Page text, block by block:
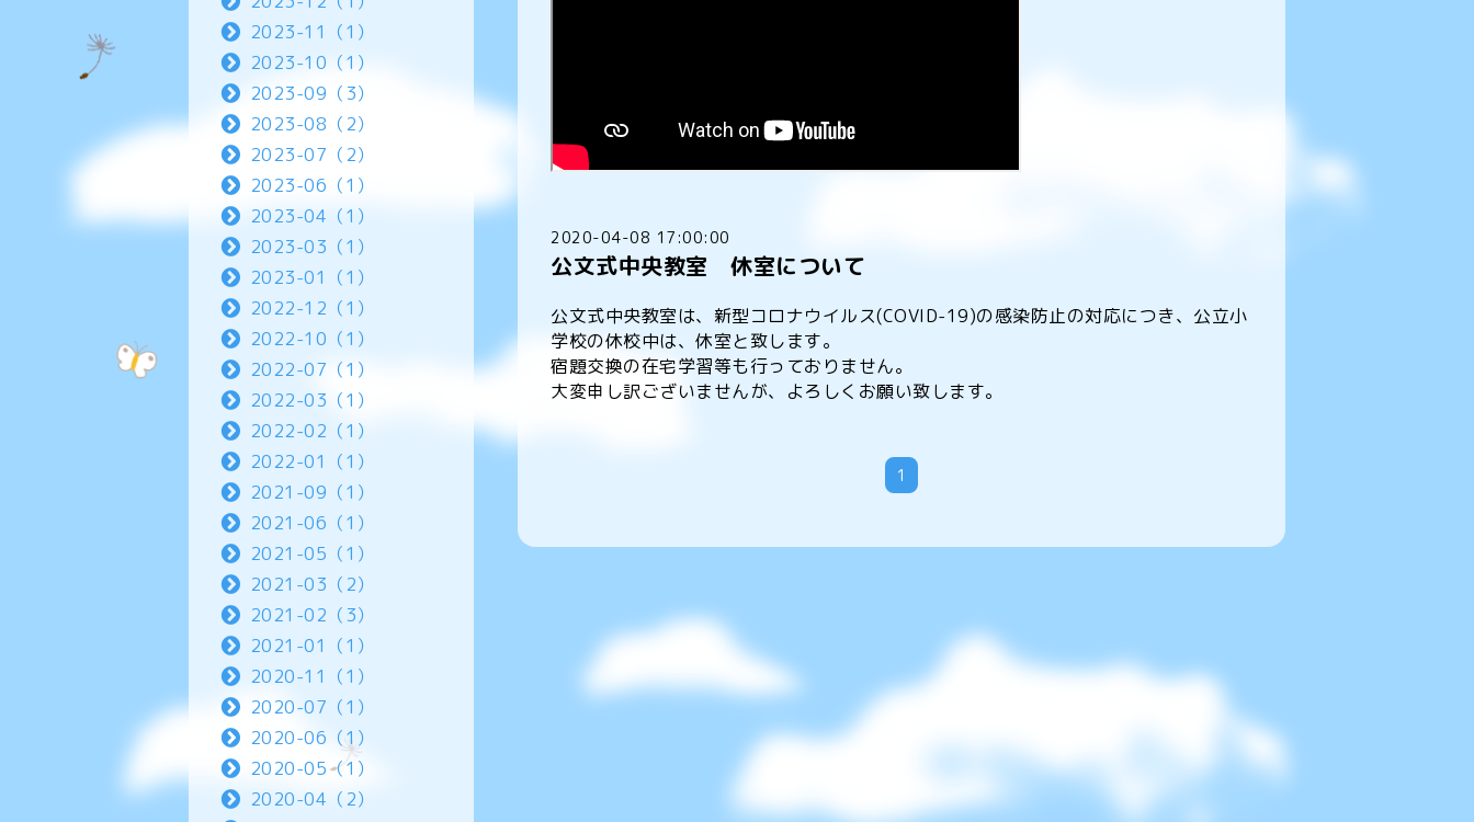
2020-04-08 17:00:00
公文式中央教室 休室について
公文式中央教室は、新型コロナウイルス(COVID-19)の感染防止の対応につき、公立小
学校の休校中は、休室と致します。
宿題交換の在宅学習等も行っておりません。
大変申し訳ございませんが、よろしくお願い致します。
1
2023-11（1）
2023-10（1）
2023-09（3）
2023-08（2）
2023-07（2）
2023-06（1）
2023-04（1）
2023-03（1）
2023-01（1）
2022-12（1）
2022-10（1）
2022-07（1）
2022-03（1）
2022-02（1）
2022-01（1）
2021-09（1）
2021-06（1）
2021-05（1）
2021-03（2）
2021-02（3）
2021-01（1）
2020-11（1）
2020-07（1）
2020-06（1）
2020-05（1）
2020-04（2）